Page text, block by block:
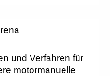
und Verfahren für
motormanuelle